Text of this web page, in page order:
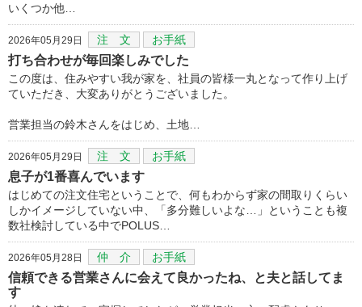
いくつか他…
2026年05月29日 注 文 お手紙
打ち合わせが毎回楽しみでした
この度は、住みやすい我が家を、社員の皆様一丸となって作り上げ
ていただき、大変ありがとうございました。
営業担当の鈴木さんをはじめ、土地…
2026年05月29日 注 文 お手紙
息子が1番喜んでいます
はじめての注文住宅ということで、何もわからず家の間取りくらい
しかイメージしていない中、「多分難しいよな…」ということも複
数社検討している中でPOLUS…
2026年05月28日 仲 介 お手紙
信頼できる営業さんに会えて良かったね、と夫と話してま
す